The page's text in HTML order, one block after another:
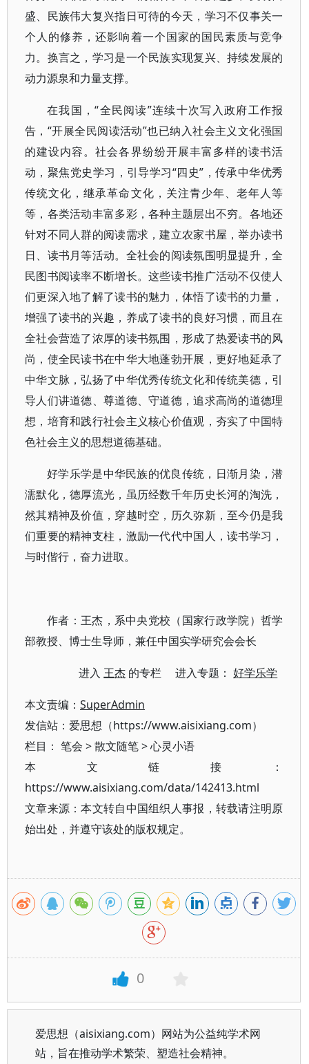
盛、民族伟大复兴指日可待的今天，学习不仅事关一
个人的修养，还影响着一个国家的国民素质与竞争
力。换言之，学习是一个民族实现复兴、持续发展的
动力源泉和力量支撑。
在我国，“全民阅读”连续十次写入政府工作报
告，“开展全民阅读活动”也已纳入社会主义文化强国
的建设内容。社会各界纷纷开展丰富多样的读书活
动，聚焦党史学习，引导学习“四史”，传承中华优秀
传统文化，继承革命文化，关注青少年、老年人等
等，各类活动丰富多彩，各种主题层出不穷。各地还
针对不同人群的阅读需求，建立农家书屋，举办读书
日、读书月等活动。全社会的阅读氛围明显提升，全
民图书阅读率不断增长。这些读书推广活动不仅使人
们更深入地了解了读书的魅力，体悟了读书的力量，
增强了读书的兴趣，养成了读书的良好习惯，而且在
全社会营造了浓厚的读书氛围，形成了热爱读书的风
尚，使全民读书在中华大地蓬勃开展，更好地延承了
中华文脉，弘扬了中华优秀传统文化和传统美德，引
导人们讲道德、尊道德、守道德，追求高尚的道德理
想，培育和践行社会主义核心价值观，夯实了中国特
色社会主义的思想道德基础。
好学乐学是中华民族的优良传统，日渐月染，潜
濡默化，德厚流光，虽历经数千年历史长河的淘洗，
然其精神及价值，穿越时空，历久弥新，至今仍是我
们重要的精神支柱，激励一代代中国人，读书学习，
与时偕行，奋力进取。
作者：王杰，系中央党校（国家行政学院）哲学
部教授、博士生导师，兼任中国实学研究会会长
进入王杰 的专栏 进入专题：好学乐学
本文责编： SuperAdmin
发信站：爱思想（https://www.aisixiang.com）
栏目： 笔会 >散文随笔>心灵小语
本文链接：
https://www.aisixiang.com/data/142413.html
文章来源：本文转自中国组织人事报，转载请注明原
始出处，并遵守该处的版权规定。
0
爱思想（aisixiang.com）网站为公益纯学术网
站，旨在推动学术繁荣、塑造社会精神。